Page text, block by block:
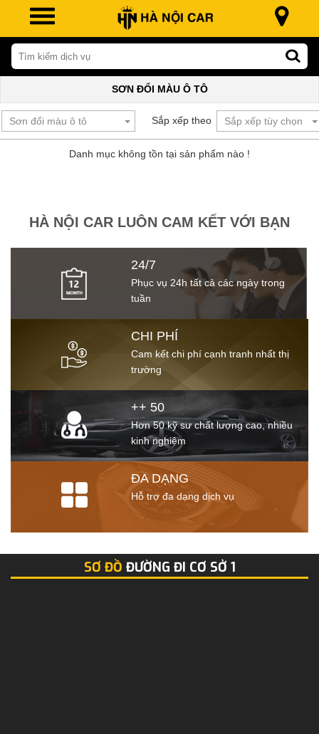
SƠN ĐỔI MÀU Ô TÔ
Sắp xếp theo
Danh mục không tồn tại sản phẩm nào !
HÀ NỘI CAR LUÔN CAM KẾT VỚI BẠN
24/7
Phục vụ 24h tất cả các ngày trong
tuần
CHI PHÍ
Cam kết chi phí cạnh tranh nhất thị
trường
++ 50
Hơn 50 kỹ sư chất lượng cao, nhiều
kinh nghiệm
ĐA DẠNG
Hỗ trợ đa dạng dịch vụ
SƠ ĐỒ ĐƯỜNG ĐI CƠ SỞ 1